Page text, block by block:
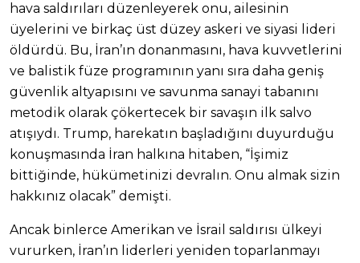
hava saldırıları düzenleyerek onu, ailesinin
üyelerini ve birkaç üst düzey askeri ve siyasi lideri
öldürdü. Bu, İran’ın donanmasını, hava kuvvetlerini
ve balistik füze programının yanı sıra daha geniş
güvenlik altyapısını ve savunma sanayi tabanını
metodik olarak çökertecek bir savaşın ilk salvo
atışıydı. Trump, harekatın başladığını duyurduğu
konuşmasında İran halkına hitaben, “İşimiz
bittiğinde, hükümetinizi devralın. Onu almak sizin
hakkınız olacak” demişti.
Ancak binlerce Amerikan ve İsrail saldırısı ülkeyi
vururken, İran’ın liderleri yeniden toparlanmayı